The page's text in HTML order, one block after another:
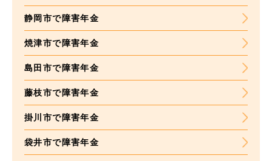
静岡市で障害年金
焼津市で障害年金
島田市で障害年金
藤枝市で障害年金
掛川市で障害年金
袋井市で障害年金